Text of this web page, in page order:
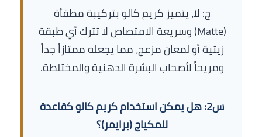
ج: لا، يتميز كريم كالو بتركيبة مطفأة
(Matte) وسريعة الامتصاص لا تترك أي طبقة
زيتية أو لمعان مزعج، مما يجعله ممتازاً جداً
ومريحاً لأصحاب البشرة الدهنية والمختلطة.
س2: هل يمكن استخدام كريم كالو كقاعدة
للمكياج (برايمر)؟